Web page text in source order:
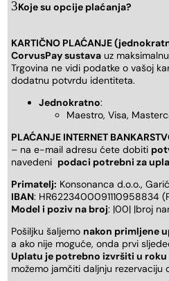
Koje su opcije plaćanja?
KARTIČNO PLAĆANJE
CorvusPay sustava uz
Trgovina ne vidi podatke o vašoj
dodatnu potvrdu identiteta.
Jednokratno:
Maestro, Visa,
PLAĆANJE INTERNET
– na e-mail adresu ćete dobiti
navedeni podaci potrebni za
Primatelj: Konsonanca d.o.o.,
IBAN: HR6223400091110958834
Model i poziv na broj: |00| |broj
Pošiljku šaljemo nakon primljene
a ako nije moguće, onda prvi
Uplatu je potrebno izvršiti u roku
možemo jamčiti daljnju rezervaciju